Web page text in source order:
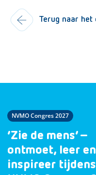
Terug naar het
NVMO Congres 2027
‘Zie de mens’ –
ontmoet, leer en
inspireer